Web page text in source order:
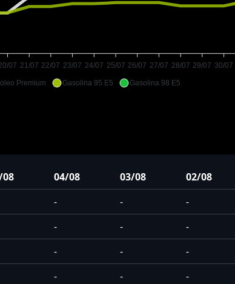
07 21/07 22/07 23/07 24/07 25/07 26/07 27/07 28/07 29/07 30/07
Premium Gasolina 95 E5 Gasolina 98 E5
08 04/08 03/08 02/08
- - -
- - -
- - -
- - -